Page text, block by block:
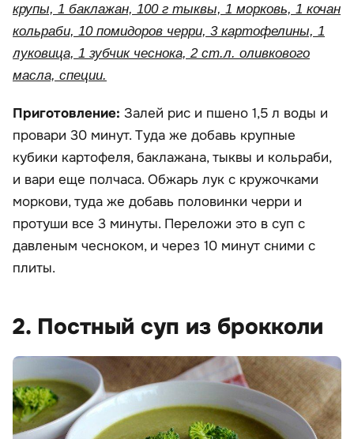
крупы, 1 баклажан, 100 г тыквы, 1 морковь, 1 кочан
кольраби, 10 помидоров черри, 3 картофелины, 1
луковица, 1 зубчик чеснока, 2 ст.л. оливкового
масла, специи.
Приготовление: Залей рис и пшено 1,5 л воды и
провари 30 минут. Туда же добавь крупные
кубики картофеля, баклажана, тыквы и кольраби,
и вари еще полчаса. Обжарь лук с кружочками
моркови, туда же добавь половинки черри и
протуши все 3 минуты. Переложи это в суп с
давленым чесноком, и через 10 минут сними с
плиты.
2. Постный суп из брокколи